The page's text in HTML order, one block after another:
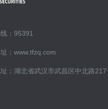
： 95391
： www.tfzq.com
：湖北省武汉市武昌区中北路